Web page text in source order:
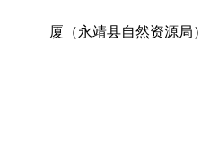
厦（永靖县自然资源局）